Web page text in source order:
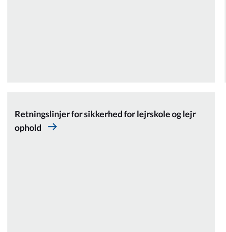
Retningslinjer for sikkerhed for lejrskole og lejr
ophold